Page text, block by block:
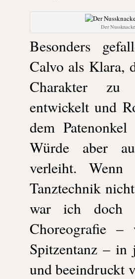
Der
Besonders
Calvo als Klara,
Charakter
entwickelt und
dem
Würde aber
verleiht.
Tanztechnik
war ich doch
Choreografie
Spitzentanz – in
und beeindruckt